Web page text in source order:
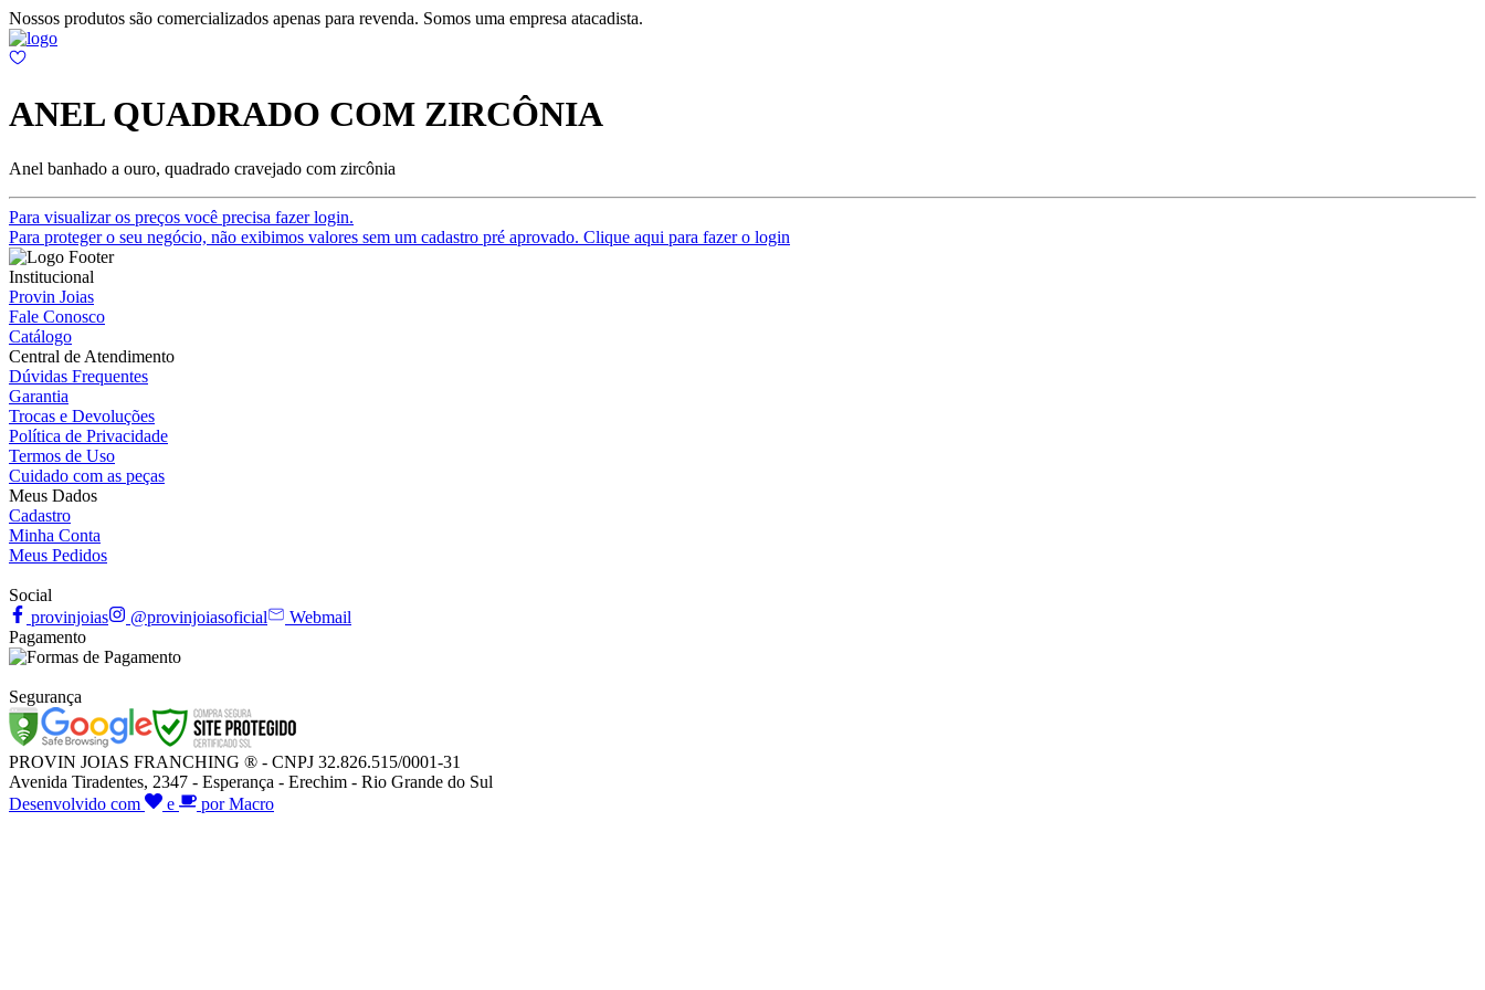
Nossos produtos são comercializados apenas para revenda. Somos uma empresa atacadista.
ANEL QUADRADO COM ZIRCÔNIA
Anel banhado a ouro, quadrado cravejado com zircônia
Para visualizar os preços você precisa fazer login.
Para proteger o seu negócio, não exibimos valores sem um cadastro pré aprovado. Clique aqui para fazer o login
Institucional
Provin Joias
Fale Conosco
Catálogo
Central de Atendimento
Dúvidas Frequentes
Garantia
Trocas e Devoluções
Política de Privacidade
Termos de Uso
Cuidado com as peças
Meus Dados
Cadastro
Minha Conta
Meus Pedidos
Social
provinjoias
@provinjoiasoficial
Webmail
Pagamento
Segurança
PROVIN JOIAS FRANCHING ® - CNPJ 32.826.515/0001-31
Avenida Tiradentes, 2347 - Esperança - Erechim - Rio Grande do Sul
Desenvolvido com
e por Macro